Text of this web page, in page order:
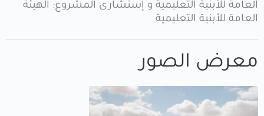
العامة للأبنية التعليمية و إستشارى المشروع: الهيئة
العامة للأبنية التعليمية
معرض الصور